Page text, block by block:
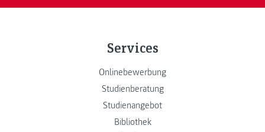
Services
Onlinebewerbung
Studienberatung
Studienangebot
Bibliothek